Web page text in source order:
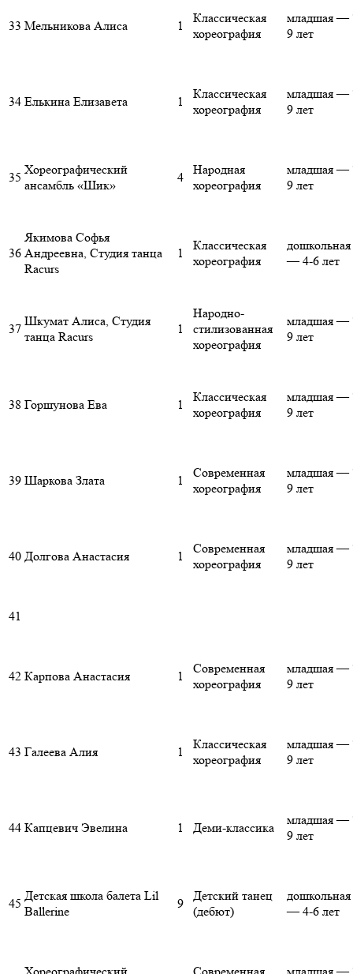
33 Мельникова Алиса 1
Классическая
хореография
младшая —
9 лет
34 Елькина Елизавета 1
Классическая
хореография
младшая —
9 лет
35
Хореографический
ансамбль «Шик»
4
Народная
хореография
младшая —
9 лет
36
Якимова Софья
Андреевна, Студия танца
Racurs
1
Классическая
хореография
дошкольная
— 4-6 лет
37
Шкумат Алиса, Студия
танца Racurs
1
Народно-
стилизованная
хореография
младшая —
9 лет
38 Горшунова Ева 1
Классическая
хореография
младшая —
9 лет
39 Шаркова Злата 1
Современная
хореография
младшая —
9 лет
40 Долгова Анастасия 1
Современная
хореография
младшая —
9 лет
41
42 Карпова Анастасия 1
Современная
хореография
младшая —
9 лет
43 Галеева Алия 1
Классическая
хореография
младшая —
9 лет
44 Капцевич Эвелина 1 Деми-классика
младшая —
9 лет
45
Детская школа балета Lil
Ballerine
9
Детский танец
(дебют)
дошкольная
— 4-6 лет